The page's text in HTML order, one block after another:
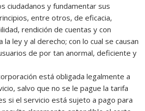
ciudadanos y fundamentar sus
entre otros, de eficacia,
rendición de cuentas y con
ley y al derecho; con lo cual se causan
de por tan anormal, deficiente y
está obligada legalmente a
salvo que no se le pague la tarifa
si el servicio está sujeto a pago para